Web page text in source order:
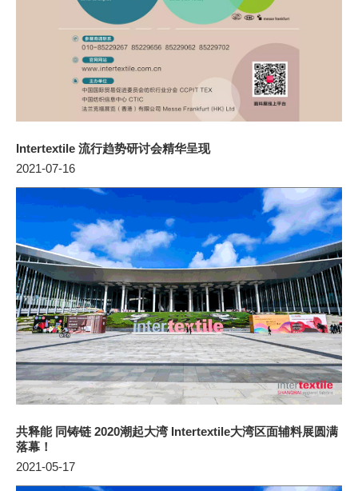
Intertextile 流行趋势研讨会精华呈现
2021-07-16
共释能 同铸链 2020潮起大湾 Intertextile大湾区面辅料展圆满
落幕！
2021-05-17